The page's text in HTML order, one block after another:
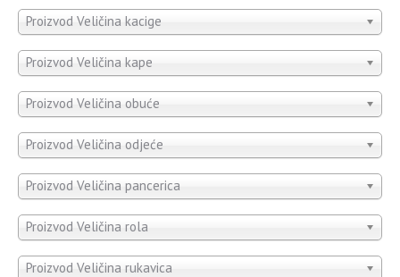
Proizvod Veličina kacige
Proizvod Veličina kape
Proizvod Veličina obuće
Proizvod Veličina odjeće
Proizvod Veličina pancerica
Proizvod Veličina rola
Proizvod Veličina rukavica